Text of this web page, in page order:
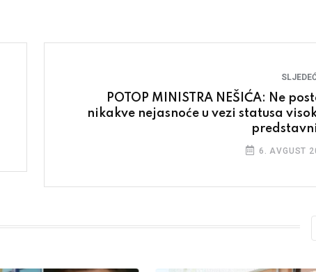
POTOP MINISTRA NEŠIĆA: Ne
nikakve nejasnoće u vezi statusa
6. AVGUST